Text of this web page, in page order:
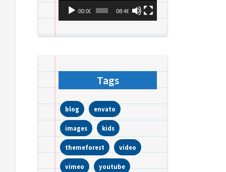
00:00 08:48
Tags
blog envato
images kids
themeforest video
vimeo youtube